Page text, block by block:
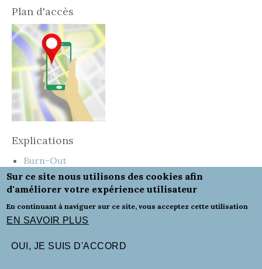
Plan d'accès
Explications
Burn-Out
Adolescents
Honoraires-Mentions légales
Sur ce site nous utilisons des cookies afin
d'améliorer votre expérience utilisateur
En continuant à naviguer sur ce site, vous acceptez cette utilisation
EN SAVOIR PLUS
OUI, JE SUIS D'ACCORD